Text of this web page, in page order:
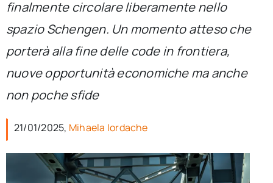
Chi siamo
per:
Newsletter
Ita
finalmente circolare liberamente nello
spazio Schengen. Un momento atteso che
porterà alla fine delle code in frontiera,
nuove opportunità economiche ma anche
non poche sfide
21/01/2025, Mihaela Iordache